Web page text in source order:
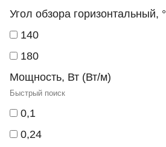
Угол обзора горизонтальный, °
140
180
Мощность, Вт (Вт/м)
0,1
0,24